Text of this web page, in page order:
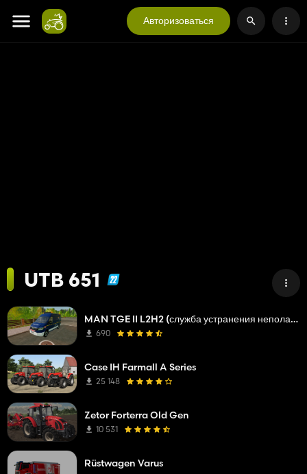
Авторизоваться
UTB 651
MAN TGE II L2H2 (служба устранения неполадок сетевой компании)
690
Case IH Farmall A Series
25 148
Zetor Forterra Old Gen
10 531
Rüstwagen Varus